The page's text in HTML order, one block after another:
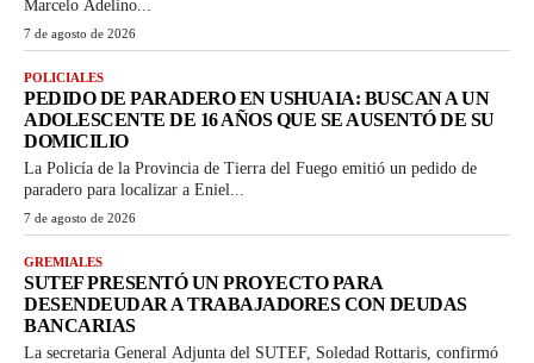
Marcelo Adelino...
7 de agosto de 2026
POLICIALES
PEDIDO DE PARADERO EN USHUAIA: BUSCAN A UN
ADOLESCENTE DE 16 AÑOS QUE SE AUSENTÓ DE SU
DOMICILIO
La Policía de la Provincia de Tierra del Fuego emitió un pedido de
paradero para localizar a Eniel...
7 de agosto de 2026
GREMIALES
SUTEF PRESENTÓ UN PROYECTO PARA
DESENDEUDAR A TRABAJADORES CON DEUDAS
BANCARIAS
La secretaria General Adjunta del SUTEF, Soledad Rottaris, confirmó